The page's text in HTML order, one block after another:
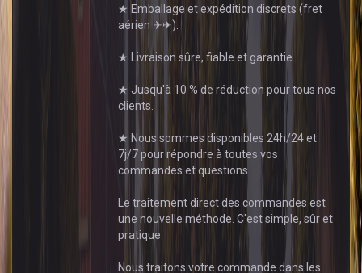
★ Emballage et expédition discrets (fret
aérien ✈✈).
★ Livraison sûre, fiable et garantie.
★ Jusqu'à 10 % de réduction pour tous nos
clients.
★ Nous sommes disponibles 24h/24 et
7j/7 pour répondre à toutes vos
commandes et questions.
Le traitement direct des commandes est
une nouvelle méthode. C'est simple, sûr et
pratique.
Nous traitons votre commande dans les